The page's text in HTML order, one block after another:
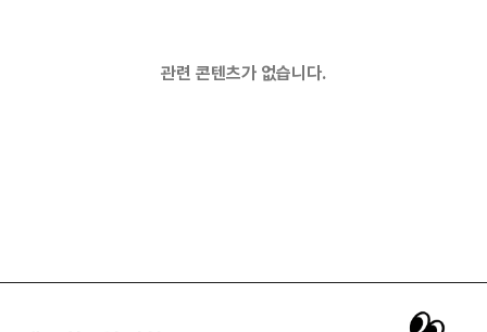
관련 콘텐츠가 없습니다.